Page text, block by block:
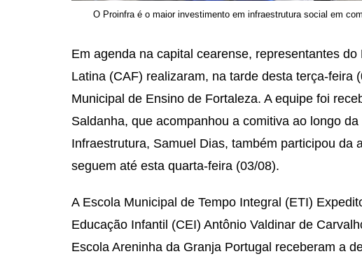
O Proinfra é o maior investimento em infraestrutura social em
Em agenda na capital cearense, representantes
Latina (CAF) realizaram, na tarde desta terça-feira
Municipal de Ensino de Fortaleza. A equipe foi
Saldanha, que acompanhou a comitiva ao longo
Infraestrutura, Samuel Dias, também participou da
seguem até esta quarta-feira (03/08).
A Escola Municipal de Tempo Integral (ETI)
Educação Infantil (CEI) Antônio Valdinar de
Escola Areninha da Granja Portugal receberam a